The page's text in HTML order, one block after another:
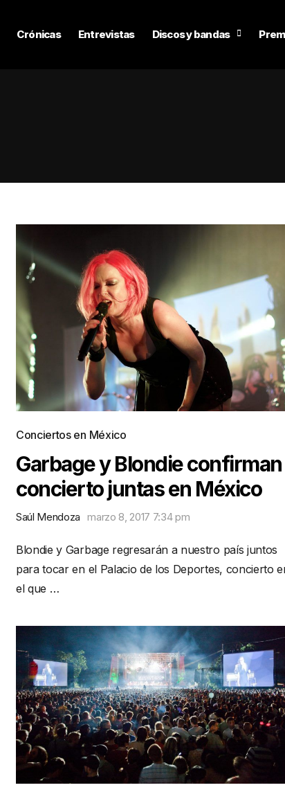
Crónicas Entrevistas Discos y bandas
Conciertos en México
Garbage y Blondie confirman
concierto juntas en México
Saúl Mendoza marzo 8, 2017 7:34 pm
Blondie y Garbage regresarán a nuestro país juntos
para tocar en el Palacio de los Deportes, concierto
el que …